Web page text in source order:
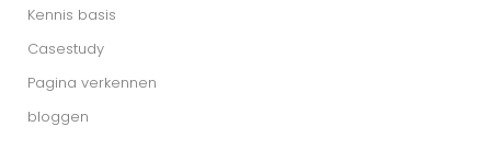
Kennis basis
Casestudy
Pagina verkennen
bloggen